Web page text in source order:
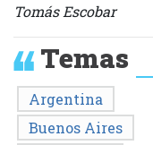
Tomás Escobar
Temas
Argentina
Buenos Aires